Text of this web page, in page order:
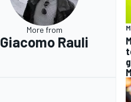
More from
Giacomo Rauli